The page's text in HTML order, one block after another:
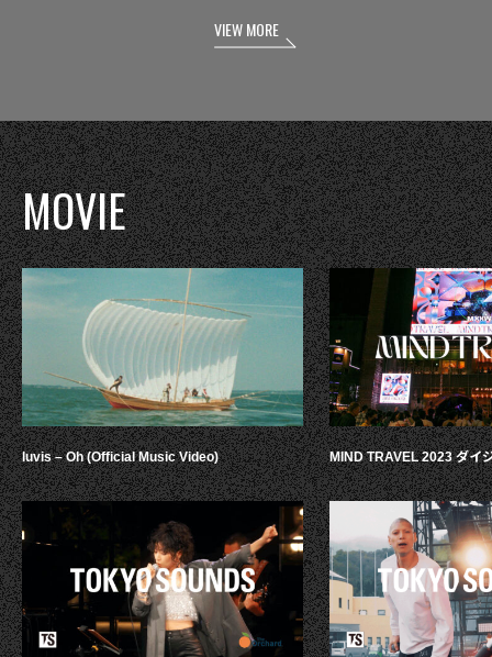
VIEW MORE
MOVIE
luvis – Oh (Official Music Video) MIND TRAVEL 2023 ダイ